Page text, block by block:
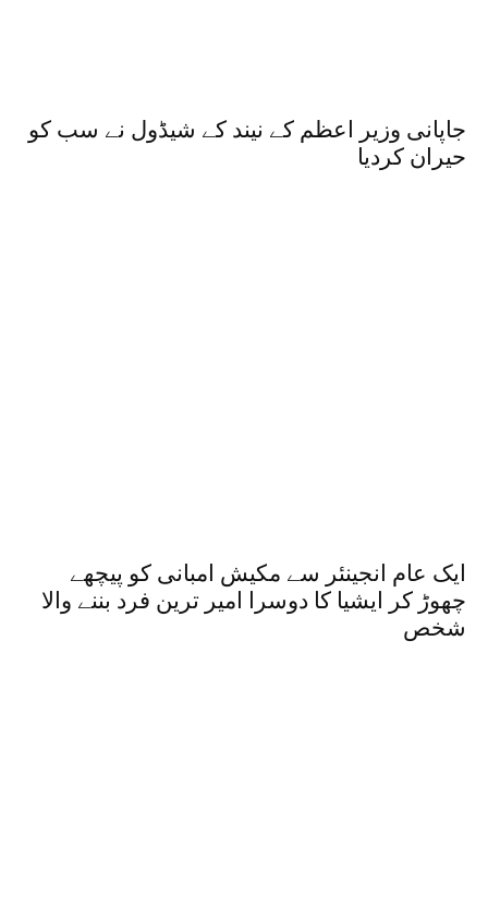
جاپانی وزیر اعظم کے نیند کے شیڈول نے سب کو
حیران کردیا
ایک عام انجینئر سے مکیش امبانی کو پیچھے
چھوڑ کر ایشیا کا دوسرا امیر ترین فرد بننے والا
شخص